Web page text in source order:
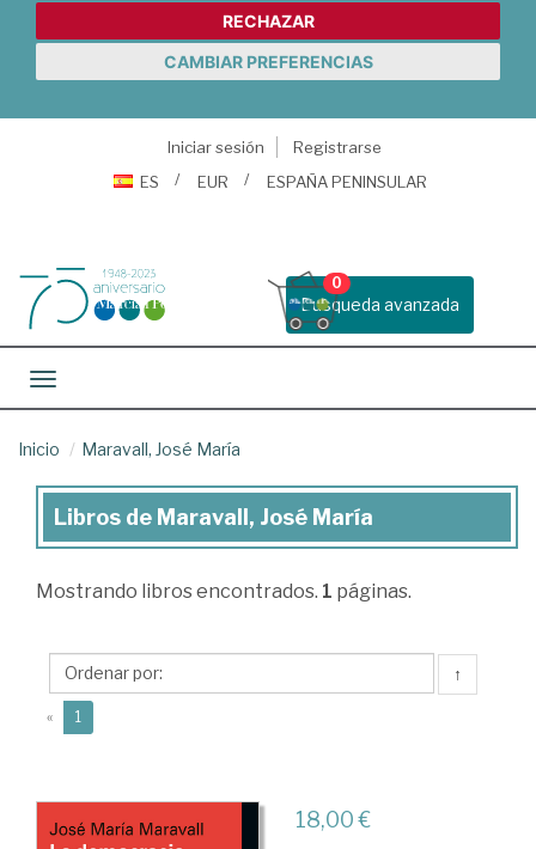
RECHAZAR
CAMBIAR PREFERENCIAS
Iniciar sesión
Registrarse
ES
EUR ESPAÑA PENINSULAR
Busqueda avanzada
0
Toggle navigation
Inicio Maravall, José María
Libros
Maravall,
María
Libros de Maravall, José María
Mostrando libros encontrados. 1 páginas.
↑
« 1
18,00 €